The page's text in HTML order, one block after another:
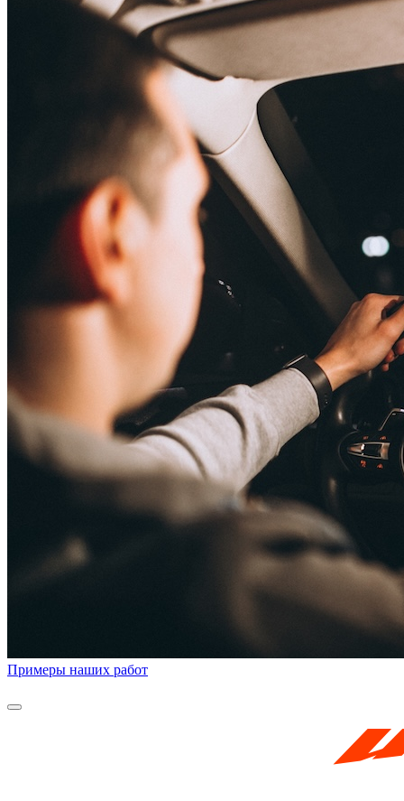
Примеры наших работ